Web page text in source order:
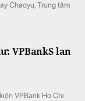
Chaoyu, Trung tâm
VPBankS lan
VPBank Ho Chi